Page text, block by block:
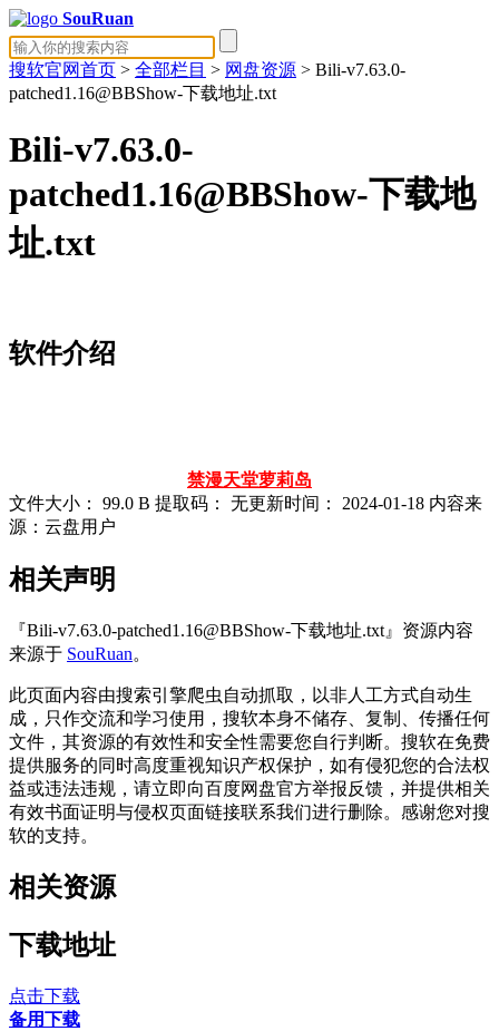
SouRuan
搜软官网首页 > 全部栏目 > 网盘资源 > Bili-v7.63.0-
patched1.16@BBShow-下载地址.txt
Bili-v7.63.0-
patched1.16@BBShow-下载地
址.txt
软件介绍
禁漫天堂萝莉岛
文件大小：
99.0 B 提取码： 无更新时间： 2024-01-18 内容来
源：云盘用户
相关声明
『Bili-v7.63.0-patched1.16@BBShow-下载地址.txt』资源内容
来源于 SouRuan。
此页面内容由搜索引擎爬虫自动抓取，以非人工方式自动生
成，只作交流和学习使用，搜软本身不储存、复制、传播任何
文件，其资源的有效性和安全性需要您自行判断。搜软在免费
提供服务的同时高度重视知识产权保护，如有侵犯您的合法权
益或违法违规，请立即向百度网盘官方举报反馈，并提供相关
有效书面证明与侵权页面链接联系我们进行删除。感谢您对搜
软的支持。
相关资源
下载地址
点击下载
备用下载